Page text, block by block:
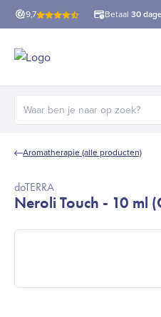
9,7 Betaal 30
Zoeken naar:
Aromatherapie (alle producten)
doTERRA
Neroli Touch - 10 ml